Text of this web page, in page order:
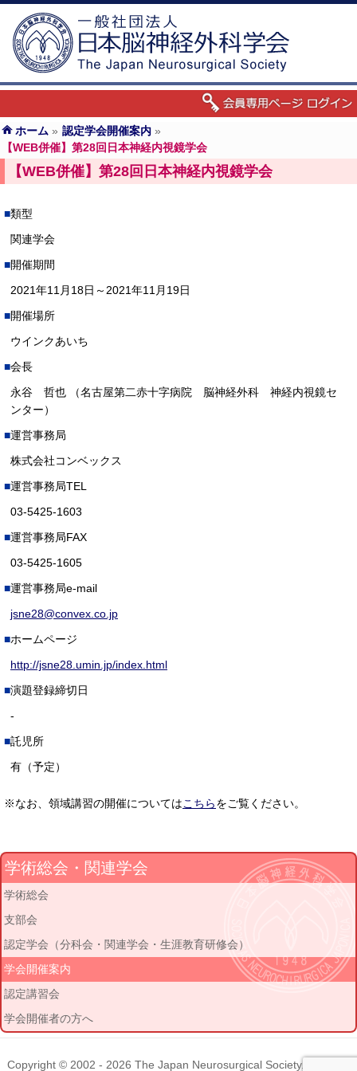
ホーム » 認定学会開催案内 »
【WEB併催】第28回日本神経内視鏡学会
【WEB併催】第28回日本神経内視鏡学会
類型
関連学会
開催期間
2021年11月18日～2021年11月19日
開催場所
ウインクあいち
会長
永谷 哲也 （名古屋第二赤十字病院 脳神経外科 神経内視鏡セ
ンター）
運営事務局
株式会社コンベックス
運営事務局TEL
03-5425-1603
運営事務局FAX
03-5425-1605
運営事務局e-mail
jsne28@convex.co.jp
ホームページ
http://jsne28.umin.jp/index.html
演題登録締切日
-
託児所
有（予定）
※なお、領域講習の開催についてはこちらをご覧ください。
学術総会・関連学会
学術総会
支部会
認定学会（分科会・関連学会・生涯教育研修会）
学会開催案内
認定講習会
学会開催者の方へ
Copyright © 2002 - 2026 The Japan Neurosurgical Society. All rights